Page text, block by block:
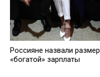
Россияне назвали размер
«богатой» зарплаты